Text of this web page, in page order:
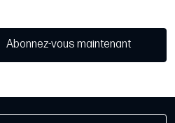
Abonnez-vous maintenant